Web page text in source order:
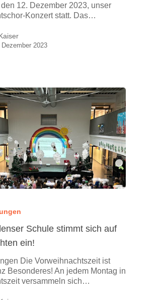
12. Dezember 2023, unser
Konzert statt. Das…
Dezember 2023
Schule stimmt sich auf
ein!
Die Vorweihnachtszeit ist
Besonderes! An jedem Montag in
versammeln sich…